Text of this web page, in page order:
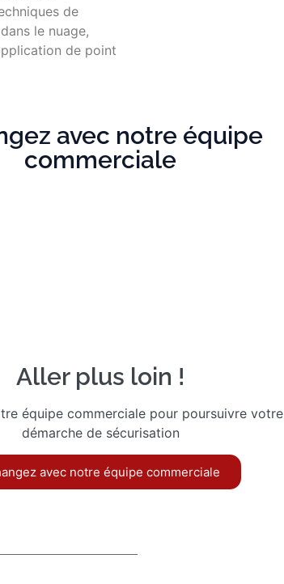
de
le nuage,
de point
avec notre équipe
commerciale
Aller plus loin !
équipe commerciale pour poursuivre votre
démarche de sécurisation
avec notre équipe commerciale